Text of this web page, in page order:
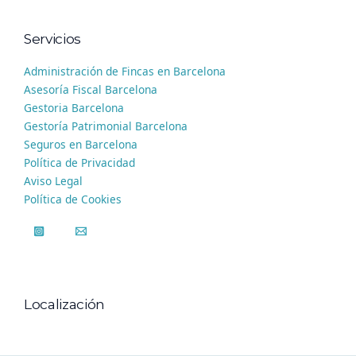
Servicios
Administración de Fincas en Barcelona
Asesoría Fiscal Barcelona
Gestoria Barcelona
Gestoría Patrimonial Barcelona
Seguros en Barcelona
Política de Privacidad
Aviso Legal
Política de Cookies
Localización